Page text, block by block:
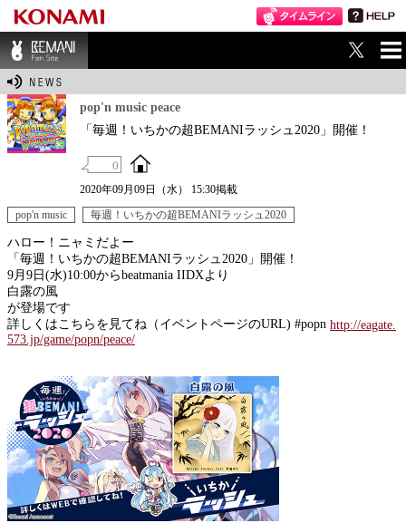
BEMANI Fan Sit
pop'n music peace
「毎週！いちかの超BEMANIラッシュ2020」開催！
0
2020年09月09日（水） 15:30掲載
pop'n music
毎週！いちかの超BEMANIラッシュ2020
ハロー！ニャミだよー
「毎週！いちかの超BEMANIラッシュ2020」開催！
9月9日(水)10:00からbeatmania IIDXより
白露の風
が登場です
詳しくはこちらを見てね（イベントページのURL) #popn http://eagate.
573.jp/game/popn/peace/